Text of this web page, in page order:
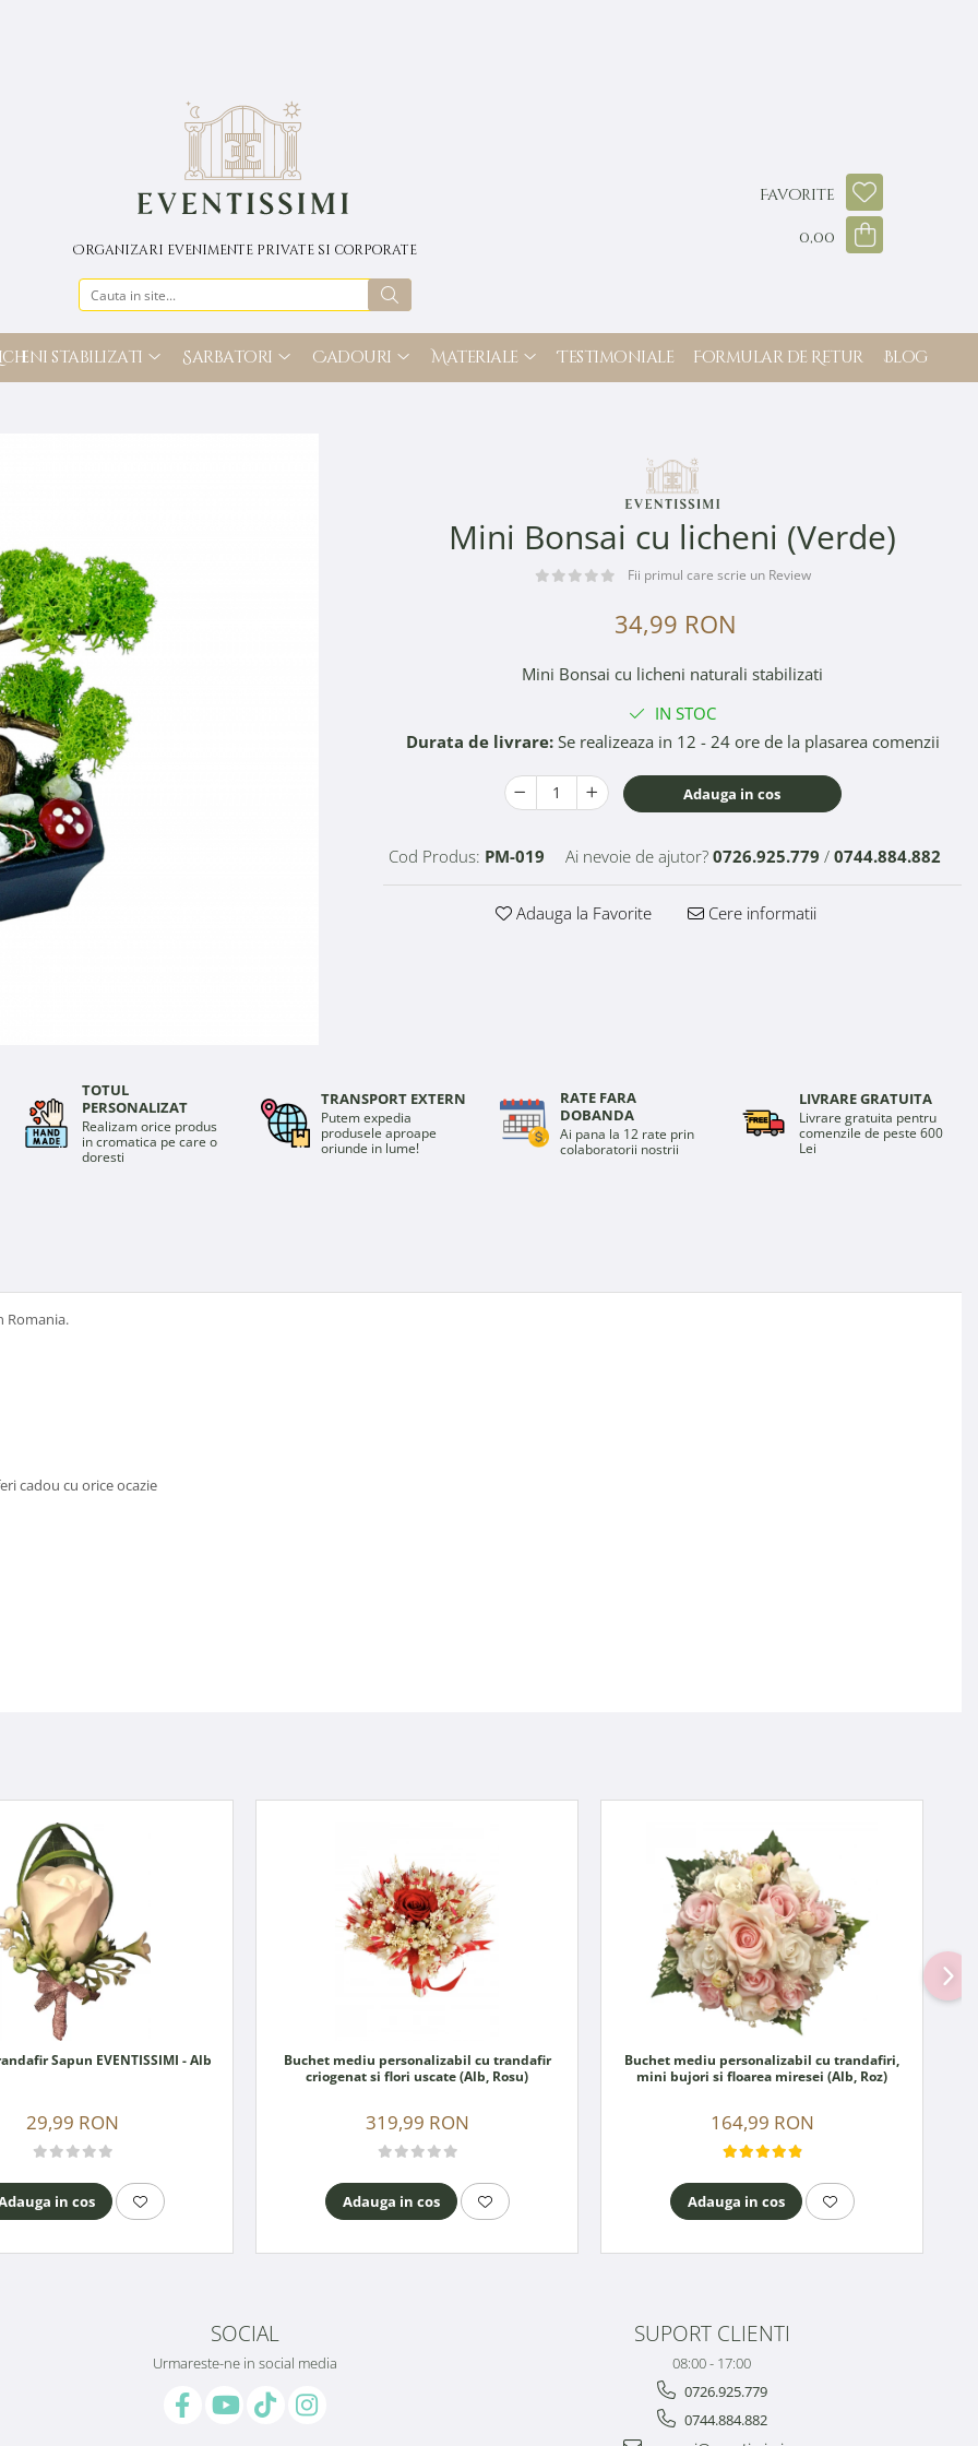
Organizari evenimente private si corporate
Favorite
0,00
stabilizati Sarbatori Cadouri Materiale Testimoniale Formular de Retur Blog
Mini Bonsai cu licheni (Verde)
Fii primul care scrie un Review
34,99 RON
Mini Bonsai cu licheni naturali stabilizati
IN STOC
Durata de livrare:Se realizeaza in 12 - 24 ore de la plasarea comenzii
Adauga in cos
Cod Produs: PM-019 Ai nevoie de ajutor? 0726.925.779 / 0744.884.882
Adauga la Favorite Cere informatii
TOTUL
PERSONALIZAT
Realizam orice produs
in cromatica pe care o
doresti
TRANSPORT EXTERN
Putem expedia
produsele aproape
oriunde in lume!
RATE FARA
DOBANDA
Ai pana la 12 rate prin
colaboratorii nostrii
LIVRARE GRATUITA
Livrare gratuita pentru
comenzile de peste 600
Lei
Romania.
cadou cu orice ocazie
Cocarda Trandafir Sapun EVENTISSIMI - Alb
29,99 RON
in cos
Buchet mediu personalizabil cu trandafir
criogenat si flori uscate (Alb, Rosu)
319,99 RON
Adauga in cos
Buchet mediu personalizabil cu trandafiri,
mini bujori si floarea miresei (Alb, Roz)
164,99 RON
Adauga in cos
SOCIAL
Urmareste-ne in social media
SUPORT CLIENTI
08:00 - 17:00
0726.925.779
0744.884.882